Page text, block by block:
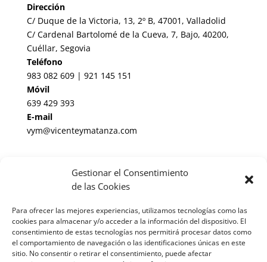
Gestionar el Consentimiento
de las Cookies
Para ofrecer las mejores experiencias, utilizamos tecnologías como las
cookies para almacenar y/o acceder a la información del dispositivo. El
consentimiento de estas tecnologías nos permitirá procesar datos como
el comportamiento de navegación o las identificaciones únicas en este
sitio. No consentir o retirar el consentimiento, puede afectar
Dirección
C/ Duque de la Victoria, 13, 2º B, 47001, Valladolid
C/ Cardenal Bartolomé de la Cueva, 7, Bajo, 40200,
Cuéllar, Segovia
Teléfono
983 082 609 | 921 145 151
Móvil
639 429 393
E-mail
vym@vicenteymatanza.com
Noticias Jurídicas
BOP de Valladolid
BOE
Informes periciales cláusula suelo España